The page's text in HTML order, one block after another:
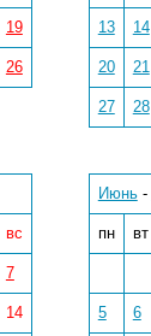
19
26
13 14
20 21
27 28
вс
7
14
Июнь-
пн вт
5 6